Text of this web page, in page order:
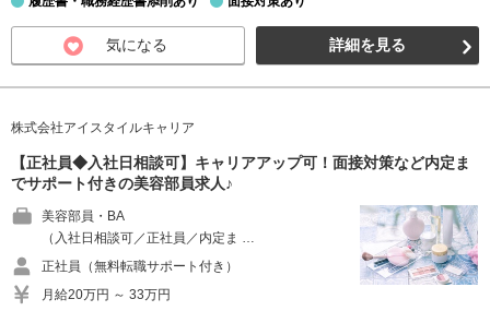
気になる 詳細を見る
株式会社アイスタイルキャリア
【正社員◆入社日相談可】キャリアアップ可！面接対策など内定ま
でサポート付きの美容部員求人♪
美容部員・BA
（入社日相談可／正社員／内定ま …
正社員（無料転職サポート付き）
月給20万円 ～ 33万円